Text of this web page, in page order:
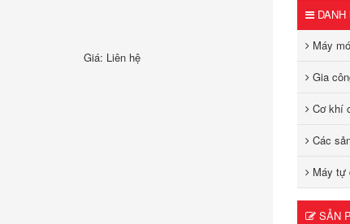
Giá: Liên hệ
DANH
Máy
Gia
Cơ khí
Các
Máy tự
SẢN